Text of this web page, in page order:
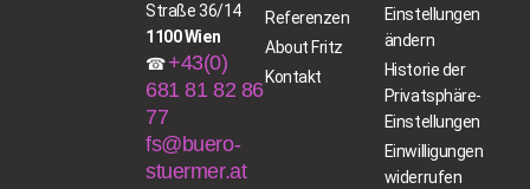
Straße 36/14
1100 Wien
☎+43(0)
681 81 82 86
77
fs@buero-
stuermer.at
Referenzen
About Fritz
Kontakt
Einstellungen
ändern
Historie der
Privatsphäre-
Einstellungen
Einwilligungen
widerrufen